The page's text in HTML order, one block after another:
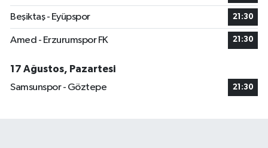
Beşiktaş - Eyüpspor 21:30
Amed - Erzurumspor FK 21:30
17 Ağustos, Pazartesi
Samsunspor - Göztepe
21:30